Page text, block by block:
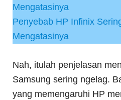
Mengatasinya
Penyebab HP Infinix
Mengatasinya
Nah, itulah penjelasan
Samsung sering ngelag.
yang memengaruhi HP